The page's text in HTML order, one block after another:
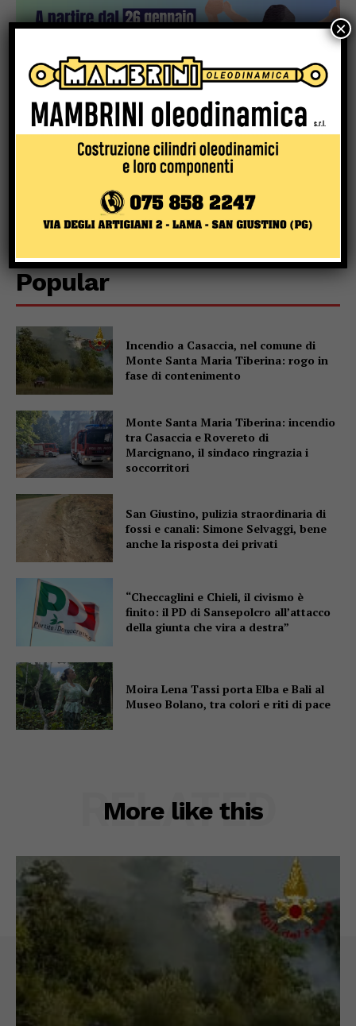
Popular
Incendio a Casaccia, nel comune di
Monte Santa Maria Tiberina: rogo in
fase di contenimento
Monte Santa Maria Tiberina: incendio
tra Casaccia e Rovereto di
Marcignano, il sindaco ringrazia i
soccorritori
San Giustino, pulizia straordinaria di
fossi e canali: Simone Selvaggi, bene
anche la risposta dei privati
“Checcaglini e Chieli, il civismo è
finito: il PD di Sansepolcro all’attacco
della giunta che vira a destra”
Moira Lena Tassi porta Elba e Bali al
Museo Bolano, tra colori e riti di pace
More like this
RELATED
×